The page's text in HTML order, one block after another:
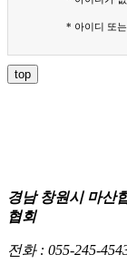
* 아이디 또
top
경남 창원시 마산
협회
전화 : 055-245-